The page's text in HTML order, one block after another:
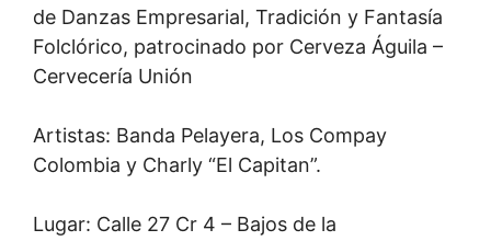
de Danzas Empresarial, Tradición y Fantasía
Folclórico, patrocinado por Cerveza Águila –
Cervecería Unión
Artistas: Banda Pelayera, Los Compay
Colombia y Charly “El Capitan”.
Lugar: Calle 27 Cr 4 – Bajos de la